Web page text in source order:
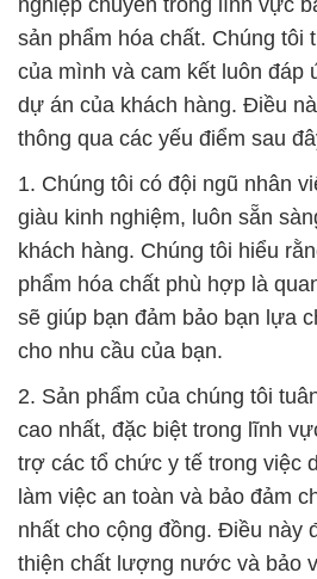
sản phẩm hóa chất. Chúng tôi
của mình và cam kết luôn đáp
dự án của khách hàng. Điều
thông qua các yếu điểm sau
1. Chúng tôi có đội ngũ nhân
giàu kinh nghiệm, luôn sẵn
khách hàng. Chúng tôi hiểu
phẩm hóa chất phù hợp là
sẽ giúp bạn đảm bảo bạn lựa
cho nhu cầu của bạn.
2. Sản phẩm của chúng tôi
cao nhất, đặc biệt trong lĩnh
trợ các tổ chức y tế trong việc
làm việc an toàn và bảo đảm
nhất cho cộng đồng. Điều này
thiện chất lượng nước và bảo